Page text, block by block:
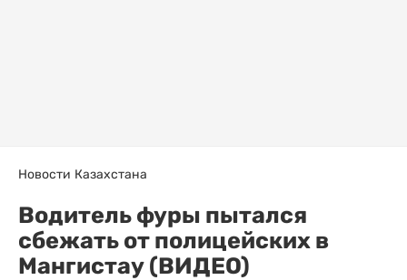
Новости Казахстана
Водитель фуры пытался
сбежать от полицейских в
Мангистау (ВИДЕО)